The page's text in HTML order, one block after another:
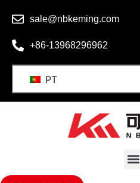
sale@nbkeming.com
+86-13968296962
PT